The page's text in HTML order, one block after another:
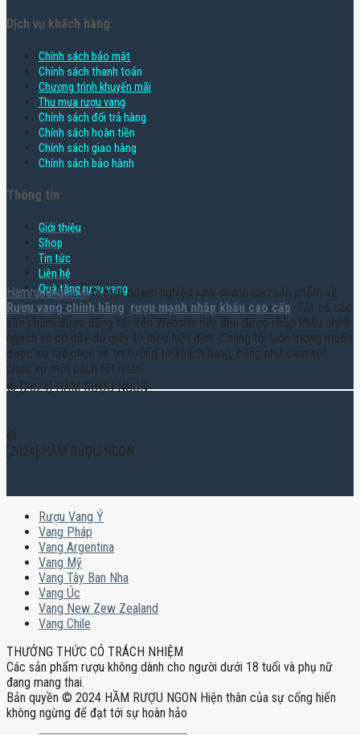
Dịch vụ khách hàng
Chính sách bảo mật
Chính sách thanh toán
Chương trình khuyến mãi
Thu mua rượu vang
Chính sách đổi trả hàng
Chính sách hoàn tiền
Chính sách giao hàng
Chính sách bảo hành
Thông tin
Giới thiệu
Shop
Tin tức
Liên hệ
Quà tặng rượu vang
Hamruoungon.vnlà một doanh nghiệp kinh doanh các sản phẩm về
Rượu vang chính hãng, rượu mạnh nhập khẩu cao cấp. Tất cả các
sản phẩm được đăng tải trên Website này đều được nhập khẩu chính
ngạch và có đầy đủ giấy tờ theo luật định. Chúng tôi luôn mong muốn
được sự lựa chọn và tin tưởng từ khách hàng, cũng như cam kết
phục vụ một cách tốt nhất!
© [2024] HẦM RƯỢU NGON
©
[2024] HẦM RƯỢU NGON
Rượu Vang Ý
Vang Pháp
Vang Argentina
Vang Mỹ
Vang Tây Ban Nha
Vang Úc
Vang New Zew Zealand
Vang Chile
THƯỞNG THỨC CÓ TRÁCH NHIỆM
Các sản phẩm rượu không dành cho người dưới 18 tuổi và phụ nữ
đang mang thai.
Bản quyền © 2024 HẦM RƯỢU NGON Hiện thân của sự cống hiến
không ngừng để đạt tới sự hoàn hảo